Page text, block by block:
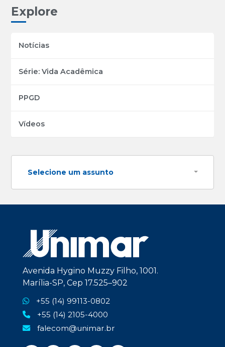
Explore
Notícias
Série: Vida Acadêmica
PPGD
Vídeos
Selecione um assunto
Avenida Hygino Muzzy Filho, 1001.
Marília-SP, Cep 17.525–902
+55 (14) 99113-0802
+55 (14) 2105-4000
falecom@unimar.br